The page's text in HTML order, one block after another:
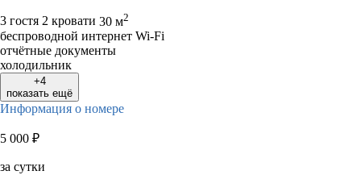
3 гостя 2 кровати 30 м2
беспроводной интернет Wi-Fi
отчётные документы
холодильник
+4
показать ещё
Информация о номере
5 000 ₽
за сутки